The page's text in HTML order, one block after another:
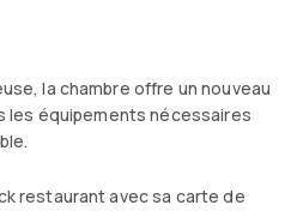
la chambre offre un nouveau
les équipements nécessaires
restaurant avec sa carte de